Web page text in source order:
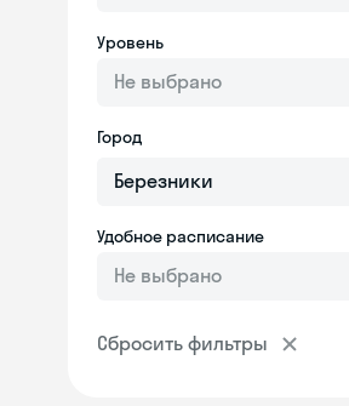
Уровень
Не выбрано
Город
Удобное расписание
Не выбрано
Сбросить фильтры